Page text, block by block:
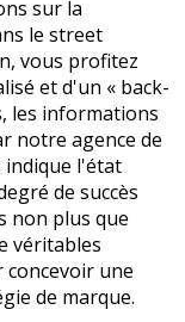
sur la
le street
vous profitez
et d'un « back-
les informations
notre agence de
indique l'état
de succès
non plus que
véritables
une
de marque.